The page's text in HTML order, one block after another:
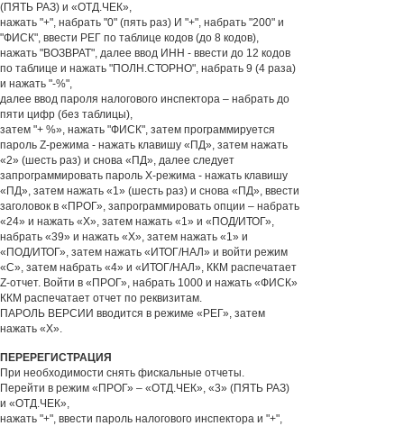
(ПЯТЬ РАЗ) и «ОТД.ЧЕК»,
нажать "+", набрать "0" (пять раз) И "+", набрать "200" и
"ФИСК", ввести РЕГ по таблице кодов (до 8 кодов),
нажать "ВОЗВРАТ", далее ввод ИНН - ввести до 12 кодов
по таблице и нажать "ПОЛН.СТОРНО", набрать 9 (4 раза)
и нажать "-%",
далее ввод пароля налогового инспектора – набрать до
пяти цифр (без таблицы),
затем "+ %», нажать "ФИСК", затем программируется
пароль Z-режима - нажать клавишу «ПД», затем нажать
«2» (шесть раз) и снова «ПД», далее следует
запрограммировать пароль Х-режима - нажать клавишу
«ПД», затем нажать «1» (шесть раз) и снова «ПД», ввести
заголовок в «ПРОГ», запрограммировать опции – набрать
«24» и нажать «Х», затем нажать «1» и «ПОД/ИТОГ»,
набрать «39» и нажать «Х», затем нажать «1» и
«ПОД/ИТОГ», затем нажать «ИТОГ/НАЛ» и войти режим
«С», затем набрать «4» и «ИТОГ/НАЛ», ККМ распечатает
Z-отчет. Войти в «ПРОГ», набрать 1000 и нажать «ФИСК»
ККМ распечатает отчет по реквизитам.
ПАРОЛЬ ВЕРСИИ вводится в режиме «РЕГ», затем
нажать «Х».
ПЕРЕРЕГИСТРАЦИЯ
При необходимости снять фискальные отчеты.
Перейти в режим «ПРОГ» – «ОТД.ЧЕК», «3» (ПЯТЬ РАЗ)
и «ОТД.ЧЕК»,
нажать "+", ввести пароль налогового инспектора и "+",